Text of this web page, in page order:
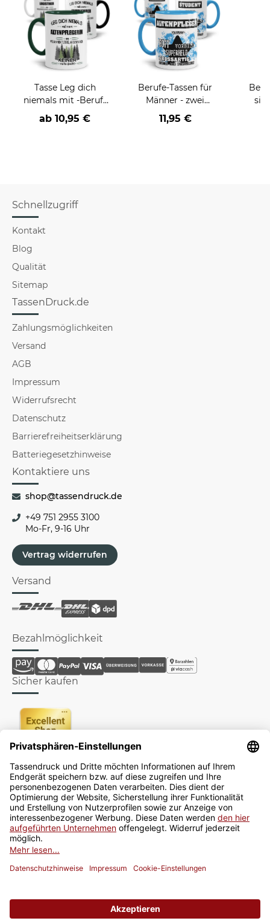
Tasse Leg dich
niemals mit -Beruf-
an
ab 10,95 €
Berufe-Tassen für
Männer - zwei
Farbvarianten
11,95 €
Schnellzugriff
Kontakt
Blog
Qualität
Sitemap
TassenDruck.de
Zahlungsmöglichkeiten
Versand
AGB
Impressum
Widerrufsrecht
Datenschutz
Barrierefreiheitserklärung
Batteriegesetzhinweise
Kontaktiere uns
shop@tassendruck.de
+49 751 2955 3100
Mo-Fr, 9-16 Uhr
Vertrag widerrufen
Versand
Bezahlmöglichkeit
Sicher kaufen
Newsletter